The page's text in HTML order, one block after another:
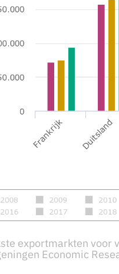
exportmarkten voor
Economic